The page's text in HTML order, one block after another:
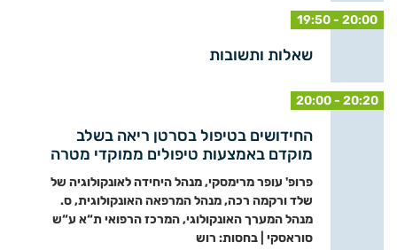
19:50 - 20:00
שאלות ותשובות
20:00 - 20:20
החידושים בטיפול בסרטן ריאה בשלב
מוקדם באמצעות טיפולים ממוקדי מטרה
פרופ' עופר מרימסקי, מנהל היחידה לאונקולוגיה של
שלד ורקמה רכה, מנהל המרפאה האונקולוגית, ס.
מנהל המערך האונקולוגי, המרכז הרפואי ת“א ע“ש
סוראסקי | בחסות: רוש